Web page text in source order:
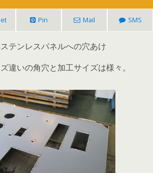
Pin Mail SMS
テンレスパネルへの穴あけ
違いの角穴と加工サイズは様々。